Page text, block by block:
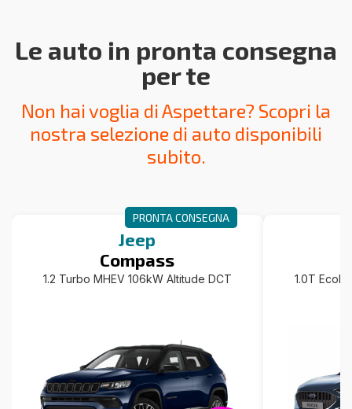
Le auto in pronta consegna
per te
Non hai voglia di Aspettare? Scopri la
nostra selezione di auto disponibili
subito.
Jeep
Compass
1.2 Turbo MHEV 106kW Altitude DCT
PRONTA CONSEGNA
1.0T